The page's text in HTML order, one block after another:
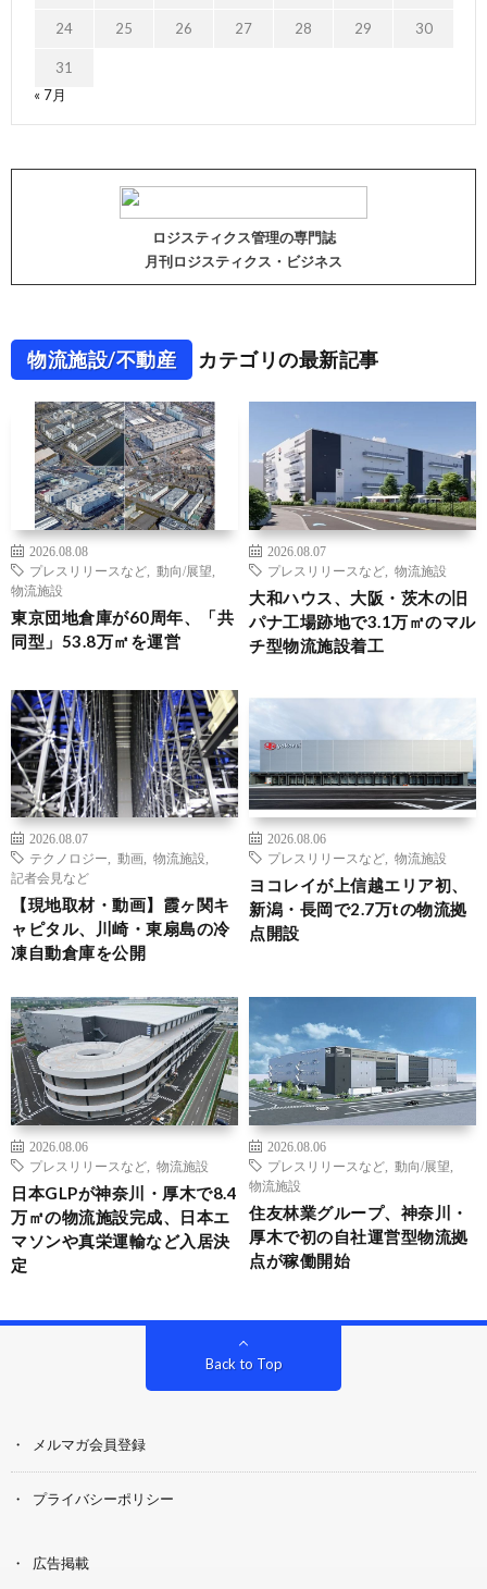
24 25 26 27 28 29 30
31
« 7月
ロジスティクス管理の専門誌
月刊ロジスティクス・ビジネス
物流施設/不動産 カテゴリの最新記事
2026.08.08
プレスリリースなど
動向/展望
物流施設
東京団地倉庫が60周年、「共
同型」53.8万㎡を運営
2026.08.07
プレスリリースなど
物流施設
大和ハウス、大阪・茨木の旧
パナ工場跡地で3.1万㎡のマル
チ型物流施設着工
2026.08.07
テクノロジー
動画 物流施設
記者会見など
【現地取材・動画】霞ヶ関キ
ャピタル、川崎・東扇島の冷
凍自動倉庫を公開
2026.08.06
プレスリリースなど
物流施設
ヨコレイが上信越エリア初、
新潟・長岡で2.7万tの物流拠
点開設
2026.08.06
プレスリリースなど
物流施設
日本GLPが神奈川・厚木で8.4
万㎡の物流施設完成、日本エ
マソンや真栄運輸など入居決
定
2026.08.06
プレスリリースなど
動向/展望
物流施設
住友林業グループ、神奈川・
厚木で初の自社運営型物流拠
点が稼働開始
Back to Top
メルマガ会員登録
プライバシーポリシー
広告掲載